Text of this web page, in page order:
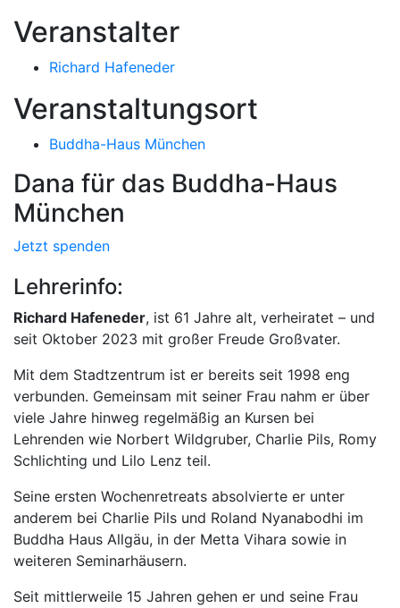
Veranstalter
Richard Hafeneder
Veranstaltungsort
Buddha-Haus München
Dana für das Buddha-Haus
München
Jetzt spenden
Lehrerinfo:
Richard Hafeneder, ist 61 Jahre alt, verheiratet – und
seit Oktober 2023 mit großer Freude Großvater.
Mit dem Stadtzentrum ist er bereits seit 1998 eng
verbunden. Gemeinsam mit seiner Frau nahm er über
viele Jahre hinweg regelmäßig an Kursen bei
Lehrenden wie Norbert Wildgruber, Charlie Pils, Romy
Schlichting und Lilo Lenz teil.
Seine ersten Wochenretreats absolvierte er unter
anderem bei Charlie Pils und Roland Nyanabodhi im
Buddha Haus Allgäu, in der Metta Vihara sowie in
weiteren Seminarhäusern.
Seit mittlerweile 15 Jahren gehen er und seine Frau